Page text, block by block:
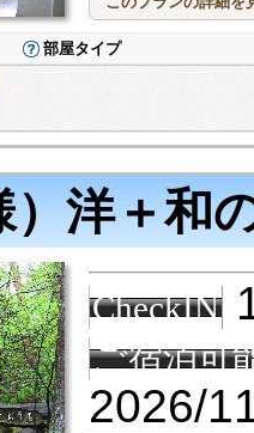
部屋タイプ
）洋＋和
CheckIN
ご宿泊可
2026/